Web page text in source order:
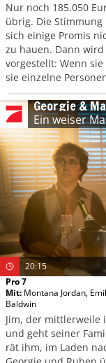
Nur noch 185.050
übrig. Die
sich einige Promis
zu hauen. Dann
vorgestellt: Wenn
sie einzelne
eine Option, die so
Georgie &
Ein weiser
20:15
Pro 7
Mit: Montana Jordan,
Baldwin
Jim, der mittlerweile
und geht seiner
rät ihm, im Laden